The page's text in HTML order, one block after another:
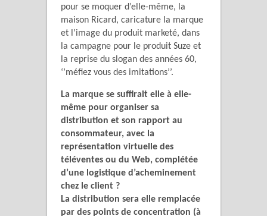
pour se moquer d’elle-même, la
maison Ricard, caricature la marque
et l’image du produit marketé, dans
la campagne pour le produit Suze et
la reprise du slogan des années 60,
‘’méfiez vous des imitations’’.
La marque se suffirait elle à elle-
même pour organiser sa
distribution et son rapport au
consommateur, avec la
représentation virtuelle des
téléventes ou du Web, complétée
d’une logistique d’acheminement
chez le client ?
La distribution sera elle remplacée
par des points de concentration (à